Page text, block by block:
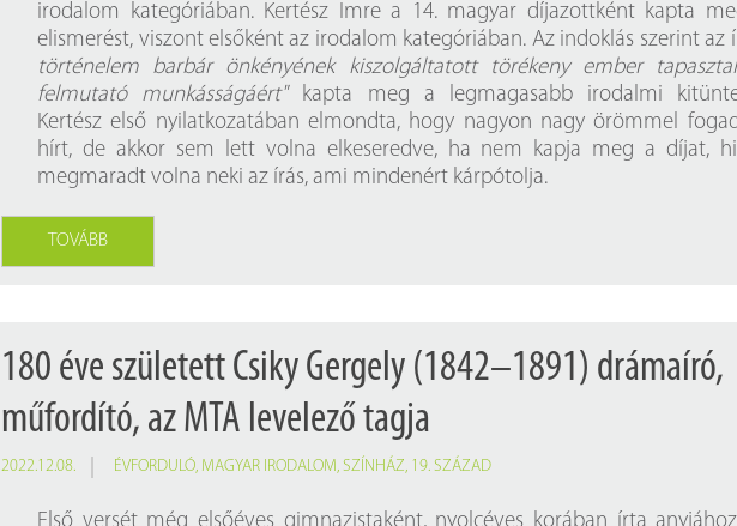
irodalom kategóriában. Kertész Imre a 14. magyar díjazottként kapta
elismerést, viszont elsőként az irodalom kategóriában. Az indoklás szerint az
történelem barbár önkényének kiszolgáltatott törékeny ember
felmutató munkásságáért"kapta meg a legmagasabb irodalmi
Kertész első nyilatkozatában elmondta, hogy nagyon nagy örömmel
hírt, de akkor sem lett volna elkeseredve, ha nem kapja meg a díjat,
megmaradt volna neki az írás, ami mindenért kárpótolja.
TOVÁBB
180 éve született Csiky Gergely (1842–1891) drámaíró,
műfordító, az MTA levelező tagja
2022.12.08. ÉVFORDULÓ, MAGYAR IRODALOM,SZÍNHÁZ, 19. SZÁZAD